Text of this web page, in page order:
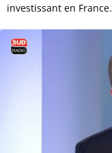
investissant en France.